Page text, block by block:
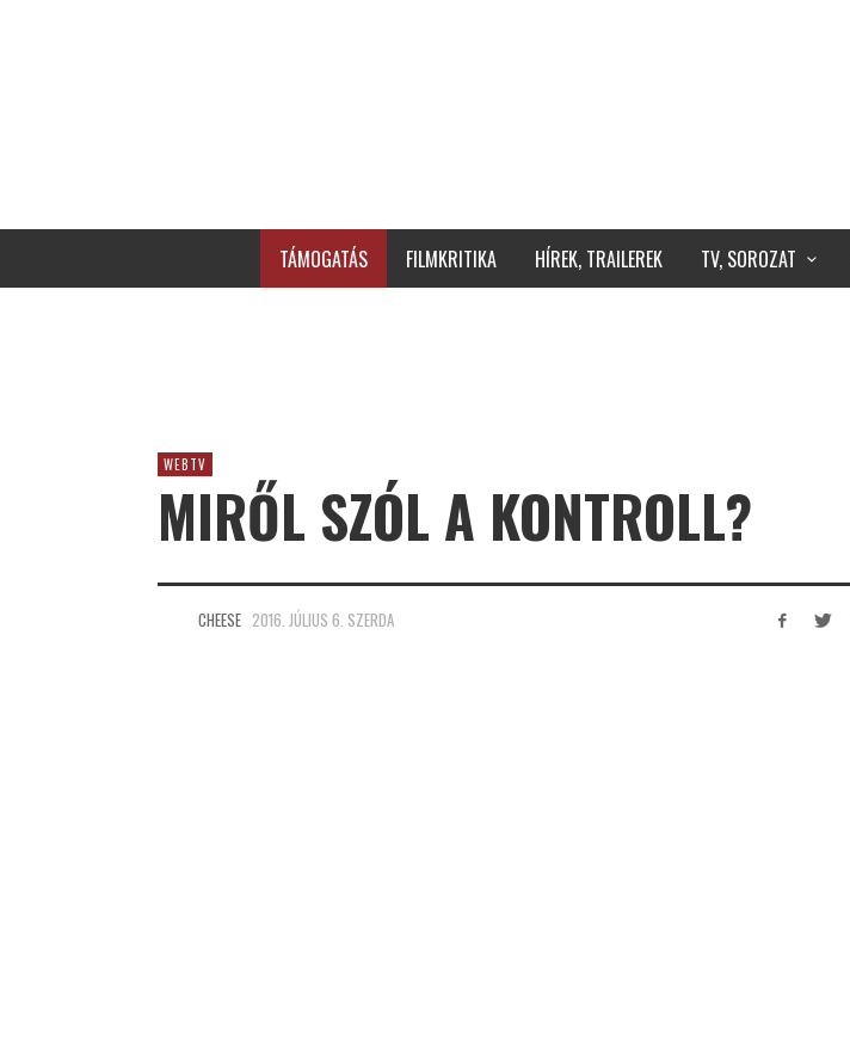
TÁMOGATÁS FILMKRITIKA HÍREK, TRAILEREK TV, SOROZAT
WEBTV
MIRŐL SZÓL A KONTROLL?
CHEESE 2016. JÚLIUS 6. SZERDA